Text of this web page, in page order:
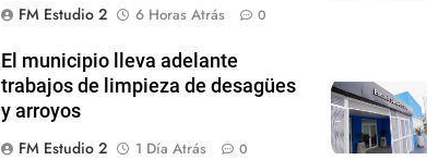
FM Estudio 2
6 Horas Atrás 0
El municipio lleva adelante
trabajos de limpieza de desagües
y arroyos
FM Estudio 2
1 Día Atrás 0